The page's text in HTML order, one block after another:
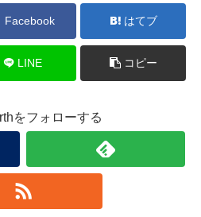
Facebook はてブ
LINE コピー
をフォローする